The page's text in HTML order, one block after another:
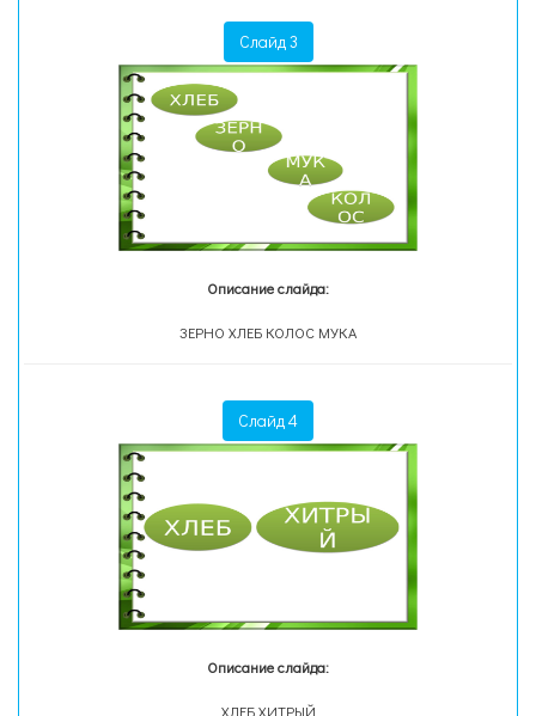
Слайд 3
Описание слайда:
ЗЕРНО ХЛЕБ КОЛОС МУКА
Слайд 4
Описание слайда:
ХЛЕБ ХИТРЫЙ